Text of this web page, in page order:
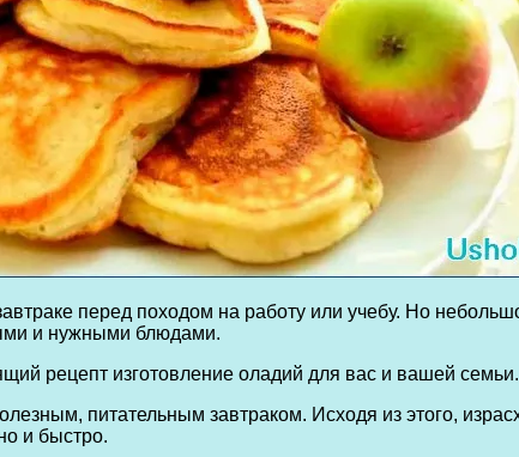
перед походом на работу или учебу. Но
и нужными блюдами.
рецепт изготовление оладий для вас и вашей семьи.
питательным завтраком. Исходя из этого,
и быстро.